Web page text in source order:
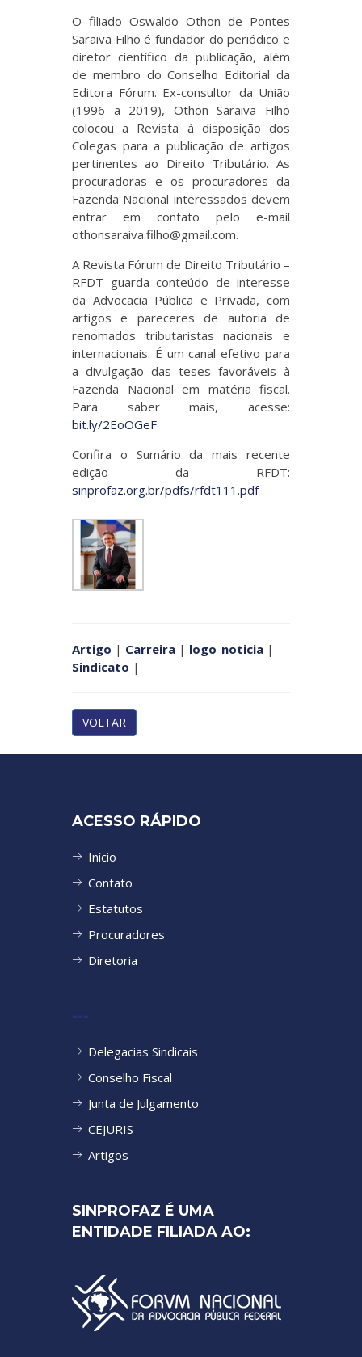
O filiado Oswaldo Othon de Pontes
Saraiva Filho é fundador do periódico e
diretor científico da publicação, além
de membro do Conselho Editorial da
Editora Fórum. Ex-consultor da União
(1996 a 2019), Othon Saraiva Filho
colocou a Revista à disposição dos
Colegas para a publicação de artigos
pertinentes ao Direito Tributário. As
procuradoras e os procuradores da
Fazenda Nacional interessados devem
entrar em contato pelo e-mail
othonsaraiva.filho@gmail.com.
A Revista Fórum de Direito Tributário –
RFDT guarda conteúdo de interesse
da Advocacia Pública e Privada, com
artigos e pareceres de autoria de
renomados tributaristas nacionais e
internacionais. É um canal efetivo para
a divulgação das teses favoráveis à
Fazenda Nacional em matéria fiscal.
Para saber mais, acesse:
bit.ly/2EoOGeF
Confira o Sumário da mais recente
edição da RFDT:
sinprofaz.org.br/pdfs/rfdt111.pdf
Artigo | Carreira | logo_noticia |
Sindicato |
VOLTAR
ACESSO RÁPIDO
Início
Contato
Estatutos
Procuradores
Diretoria
---
Delegacias Sindicais
Conselho Fiscal
Junta de Julgamento
CEJURIS
Artigos
SINPROFAZ É UMA
ENTIDADE FILIADA AO: